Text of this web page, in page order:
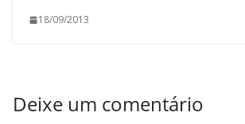
18/09/2013
Deixe um comentário